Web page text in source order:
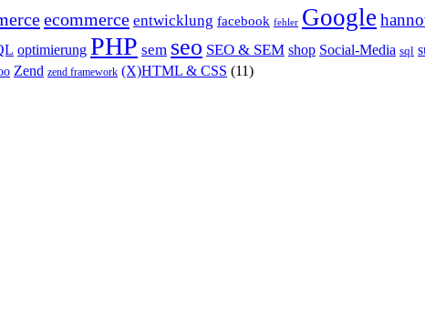
ecommerce entwicklung facebook fehler Google
optimierung PHP sem seo SEO & SEM shop Social-Media sql
Zend zend framework (X)HTML & CSS (11)